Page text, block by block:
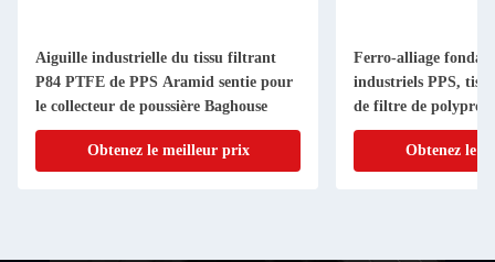
Aiguille industrielle du tissu filtrant
P84 PTFE de PPS Aramid sentie pour
le collecteur de poussière Baghouse
Obtenez le meilleur prix
Ferro-alliage
industriels PPS,
de filtre de
Obtenez le